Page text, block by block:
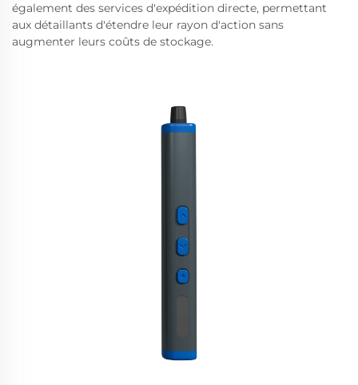
également des services d'expédition directe, permettant
aux détaillants d'étendre leur rayon d'action sans
augmenter leurs coûts de stockage.